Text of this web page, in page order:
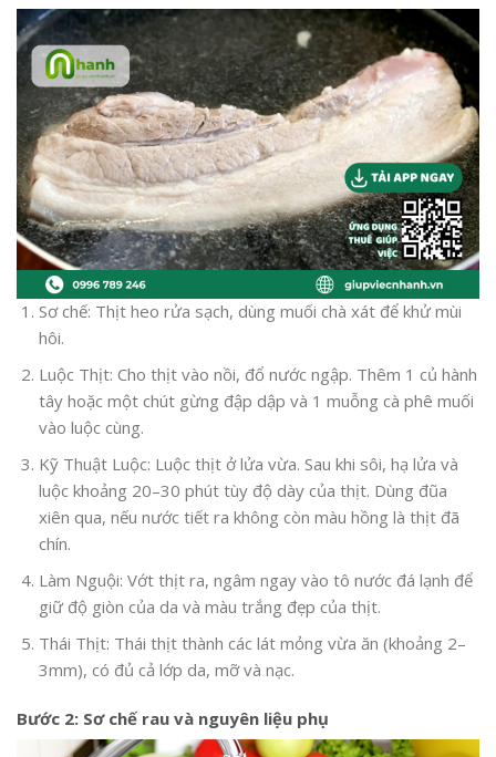
Sơ chế: Thịt heo rửa sạch, dùng muối chà xát để khử mùi
hôi.
Luộc Thịt: Cho thịt vào nồi, đổ nước ngập. Thêm 1 củ hành
tây hoặc một chút gừng đập dập và 1 muỗng cà phê muối
vào luộc cùng.
Kỹ Thuật Luộc: Luộc thịt ở lửa vừa. Sau khi sôi, hạ lửa và
luộc khoảng 20–30 phút tùy độ dày của thịt. Dùng đũa
xiên qua, nếu nước tiết ra không còn màu hồng là thịt đã
chín.
Làm Nguội: Vớt thịt ra, ngâm ngay vào tô nước đá lạnh để
giữ độ giòn của da và màu trắng đẹp của thịt.
Thái Thịt: Thái thịt thành các lát mỏng vừa ăn (khoảng 2–
3mm), có đủ cả lớp da, mỡ và nạc.
Bước 2: Sơ chế rau và nguyên liệu phụ